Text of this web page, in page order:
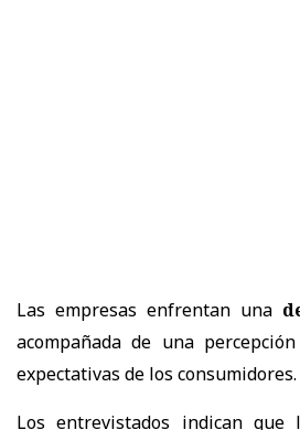
Las empresas enfrentan una
acompañada de una
expectativas de los consumidores.
Los entrevistados indican que